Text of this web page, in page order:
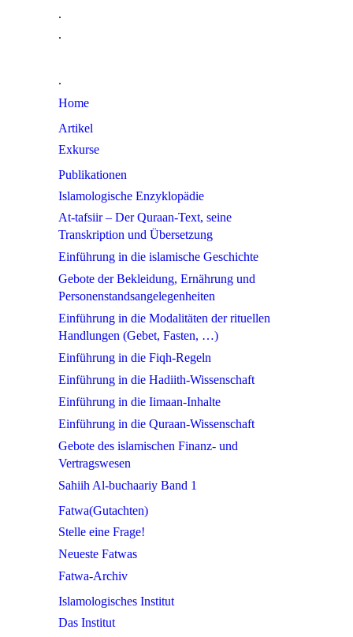
.
.
.
Home
Artikel
Exkurse
Publikationen
Islamologische Enzyklopädie
At-tafsiir – Der Quraan-Text, seine
Transkription und Übersetzung
Einführung in die islamische Geschichte
Gebote der Bekleidung, Ernährung und
Personenstandsangelegenheiten
Einführung in die Modalitäten der rituellen
Handlungen (Gebet, Fasten, …)
Einführung in die Fiqh-Regeln
Einführung in die Hadiith-Wissenschaft
Einführung in die Iimaan-Inhalte
Einführung in die Quraan-Wissenschaft
Gebote des islamischen Finanz- und
Vertragswesen
Sahiih Al-buchaariy Band 1
Fatwa(Gutachten)
Stelle eine Frage!
Neueste Fatwas
Fatwa-Archiv
Islamologisches Institut
Das Institut